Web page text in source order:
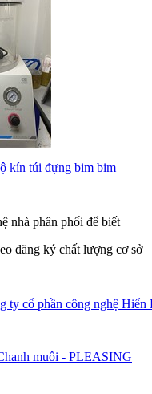
kín túi đựng bim bim
nhà phân phối để biết
đăng ký chất lượng cơ sở
ty cổ phần công nghệ
muối - PLEASING